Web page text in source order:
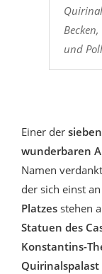
und
Einer der
wunderbaren
Namen
der sich einst
Platzes stehen
Statuen des
Konstantins-
Quirinalspalast